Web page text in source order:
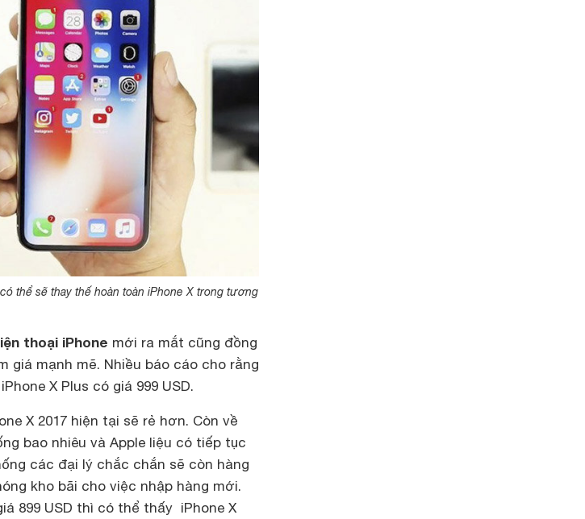
thể sẽ thay thế hoàn toàn iPhone X trong tương
thoại iPhone mới ra mắt cũng đồng
giá mạnh mẽ. Nhiều báo cáo cho rằng
X Plus có giá 999 USD.
X 2017 hiện tại sẽ rẻ hơn. Còn về
bao nhiêu và Apple liệu có tiếp tục
các đại lý chắc chắn sẽ còn hàng
kho bãi cho việc nhập hàng mới.
899 USD thì có thể thấy iPhone X